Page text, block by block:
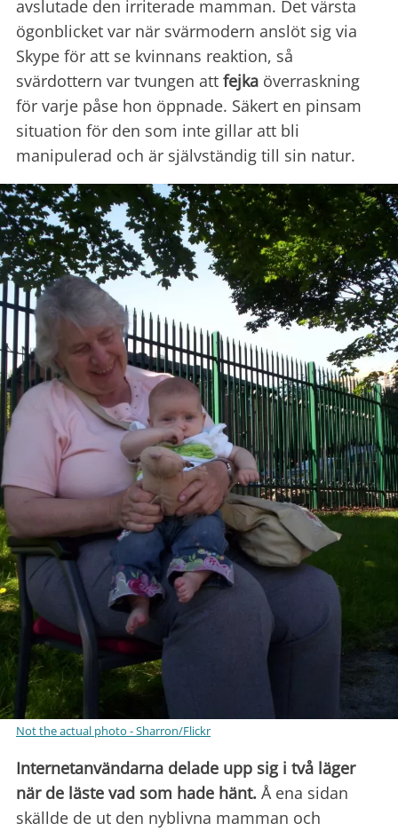
avslutade den irriterade mamman. Det värsta
ögonblicket var när svärmodern anslöt sig via
Skype för att se kvinnans reaktion, så
svärdottern var tvungen att fejka överraskning
för varje påse hon öppnade. Säkert en pinsam
situation för den som inte gillar att bli
manipulerad och är självständig till sin natur.
Not the actual photo - Sharron/Flickr
Internetanvändarna delade upp sig i två läger
när de läste vad som hade hänt. Å ena sidan
skällde de ut den nyblivna mamman och